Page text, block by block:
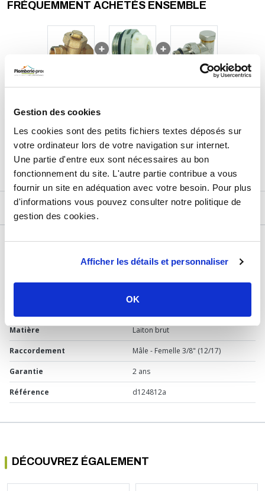
Gestion des cookies
Les cookies sont des petits fichiers textes déposés sur
votre ordinateur lors de votre navigation sur internet.
Une partie d'entre eux sont nécessaires au bon
fonctionnement du site. L'autre partie contribue a vous
fournir un site en adéquation avec votre besoin. Pour plus
d'informations vous pouvez consulter notre politique de
gestion des cookies.
Afficher les détails et personnaliser
OK
Conseil pour vous aider à choisir votre accessoire de vidange
pour radiateur:
Avant lachat, vérifiez le filetage de votre radiateur : il doit être en
partie basse et compatible avec un raccord femelle 3/8'' (12/17).
Optez pour un modèle en laiton pour garantir une résistance à la
corrosion et une durabilité optimale.
Ce robinet est idéal pour les opérations de maintenance
FRÉQUEMMENT ACHETÉS ENSEMBLE
AJOUTER3PRODUITS AU PANIER
DESCRIPTIF
DÉTAILS TECHNIQUES
Robinet de vidange
Matière Laiton brut
Raccordement Mâle - Femelle 3/8" (12/17)
Garantie 2 ans
Référence d124812a
DÉCOUVREZ ÉGALEMENT